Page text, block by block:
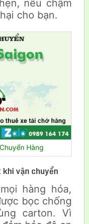
nếu chậm
cho bạn.
Hàng
vận chuyển
hàng hóa,
bọc chống
carton. Vì